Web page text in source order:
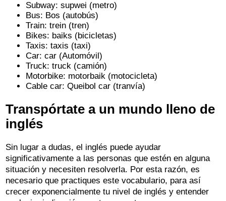
Subway: supwei (metro)
Bus: Bos (autobús)
Train: trein (tren)
Bikes: baiks (bicicletas)
Taxis: taxis (taxi)
Car: car (Automóvil)
Truck: truck (camión)
Motorbike: motorbaik (motocicleta)
Cable car: Queibol car (tranvía)
Transpórtate a un mundo lleno de
inglés
Sin lugar a dudas, el inglés puede ayudar
significativamente a las personas que estén en alguna
situación y necesiten resolverla. Por esta razón, es
necesario que practiques este vocabulario, para así
crecer exponencialmente tu nivel de inglés y entender